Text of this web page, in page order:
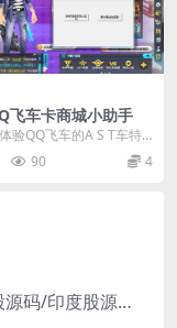
飞车卡商城小助手
验QQ飞车的A S T车特
效手感好用请支持购买
90 4
海外股票交易源码/港股泰股/美股源码/印度股源码/马拉西亚股票源码/国际股票配资